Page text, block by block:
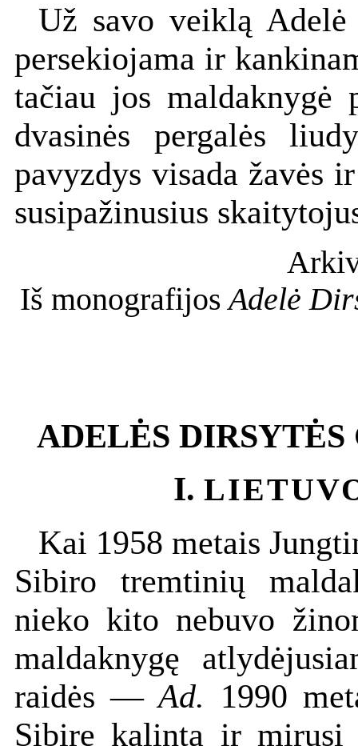
Už savo veiklą
persekiojama ir
tačiau jos maldaknygė
dvasinės pergalės
pavyzdys visada žavės
susipažinusius
Iš monografijosAdelė
ADELĖS
I.
Kai 1958 metais
Sibiro tremtinių
nieko kito nebuvo
maldaknygę
raidės —Ad. 1990
Sibire kalinta ir mirusi